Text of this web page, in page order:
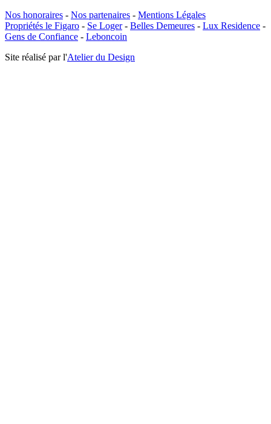
Nos honoraires - Nos partenaires - Mentions Légales
Propriétés le Figaro - Se Loger- Belles Demeures - Lux Residence -
Gens de Confiance - Leboncoin
Site réalisé par l'Atelier du Design